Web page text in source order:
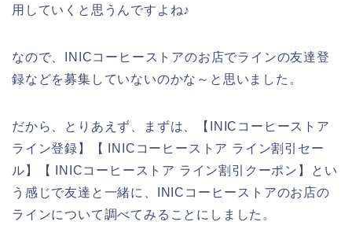
用していくと思うんですよね♪
なので、INICコーヒーストアのお店でラインの友達登
録などを募集していないのかな～と思いました。
だから、とりあえず、まずは、【INICコーヒーストア
ライン登録】【 INICコーヒーストア ライン割引セー
ル】【 INICコーヒーストア ライン割引クーポン】とい
う感じで友達と一緒に、INICコーヒーストアのお店の
ラインについて調べてみることにしました。